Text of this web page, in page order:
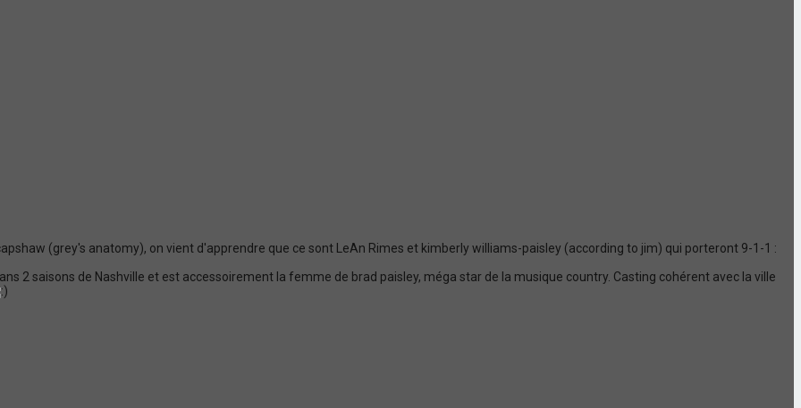
(grey's anatomy), on vient d'apprendre que ce sont LeAn Rimes et kimberly williams-paisley (according to jim) qui porteront 9-1-1 :
2 saisons de Nashville et est accessoirement la femme de brad paisley, méga star de la musique country. Casting cohérent avec la ville